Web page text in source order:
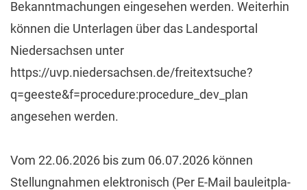
Bekanntmachungen eingesehen werden. Weiterhin
können die Unterlagen über das Landesportal
Niedersachsen unter
https://uvp.niedersachsen.de/freitextsuche?
q=geeste&f=procedure:procedure_dev_plan
angesehen werden.
Vom 22.06.2026 bis zum 06.07.2026 können
Stellungnahmen elektronisch (Per E-Mail bauleitpla-